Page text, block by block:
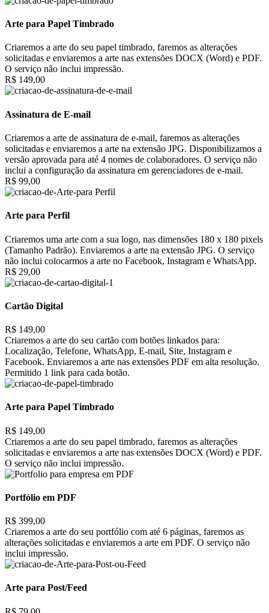
Arte para Papel Timbrado
Criaremos a arte do seu papel timbrado, faremos as alterações
solicitadas e enviaremos a arte nas extensões DOCX (Word) e PDF.
O serviço não inclui impressão.
R$ 149,00
Assinatura de E-mail
Criaremos a arte de assinatura de e-mail, faremos as alterações
solicitadas e enviaremos a arte na extensão JPG. Disponibilizamos a
versão aprovada para até 4 nomes de colaboradores. O serviço não
inclui a configuração da assinatura em gerenciadores de e-mail.
R$ 99,00
Arte para Perfil
Criaremos uma arte com a sua logo, nas dimensões 180 x 180 pixels
(Tamanho Padrão). Enviaremos a arte na extensão JPG. O serviço
não inclui colocarmos a arte no Facebook, Instagram e WhatsApp.
R$ 29,00
Cartão Digital
R$ 149,00
Criaremos a arte do seu cartão com botões linkados para:
Localização, Telefone, WhatsApp, E-mail, Site, Instagram e
Facebook. Enviaremos a arte nas extensões PDF em alta resolução.
Permitido 1 link para cada botão.
Arte para Papel Timbrado
R$ 149,00
Criaremos a arte do seu papel timbrado, faremos as alterações
solicitadas e enviaremos a arte nas extensões DOCX (Word) e PDF.
O serviço não inclui impressão.
Portfólio em PDF
R$ 399,00
Criaremos a arte do seu portfólio com até 6 páginas, faremos as
alterações solicitadas e enviaremos a arte em PDF. O serviço não
inclui impressão.
Arte para Post/Feed